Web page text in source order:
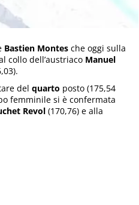
Bastien Montes che oggi sulla
collo dell’austriaco Manuel
del quarto posto (175,54
femminile si è confermata
Revol (170,76) e alla